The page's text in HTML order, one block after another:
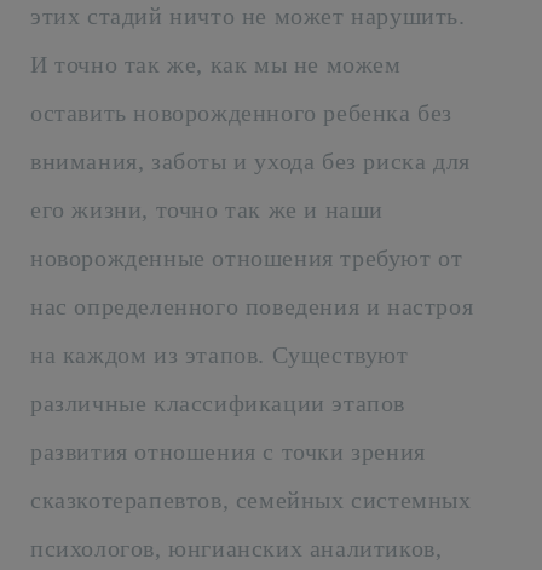
этих стадий ничто не может нарушить.
И точно так же, как мы не можем
оставить новорожденного ребенка без
внимания, заботы и ухода без риска для
его жизни, точно так же и наши
новорожденные отношения требуют от
нас определенного поведения и настроя
на каждом из этапов. Существуют
различные классификации этапов
развития отношения с точки зрения
сказкотерапевтов, семейных системных
психологов, юнгианских аналитиков,